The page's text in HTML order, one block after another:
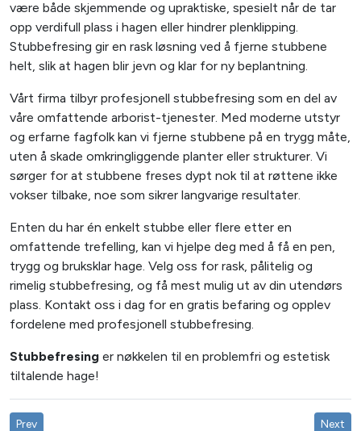
være både skjemmende og upraktiske, spesielt når de tar
opp verdifull plass i hagen eller hindrer plenklipping.
Stubbefresing gir en rask løsning ved å fjerne stubbene
helt, slik at hagen blir jevn og klar for ny beplantning.
Vårt firma tilbyr profesjonell stubbefresing som en del av
våre omfattende arborist-tjenester. Med moderne utstyr
og erfarne fagfolk kan vi fjerne stubbene på en trygg måte,
uten å skade omkringliggende planter eller strukturer. Vi
sørger for at stubbene freses dypt nok til at røttene ikke
vokser tilbake, noe som sikrer langvarige resultater.
Enten du har én enkelt stubbe eller flere etter en
omfattende trefelling, kan vi hjelpe deg med å få en pen,
trygg og bruksklar hage. Velg oss for rask, pålitelig og
rimelig stubbefresing, og få mest mulig ut av din utendørs
plass. Kontakt oss i dag for en gratis befaring og opplev
fordelene med profesjonell stubbefresing.
Stubbefresing er nøkkelen til en problemfri og estetisk
tiltalende hage!
Prev Next